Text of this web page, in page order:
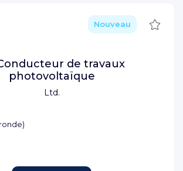
Ltd.
Nouveau
de travaux
photovoltaïque
)